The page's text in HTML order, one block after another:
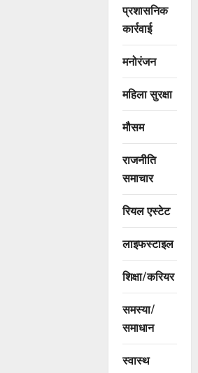
प्रशासनिक
कार्रवाई
मनोरंजन
महिला सुरक्षा
मौसम
राजनीति
समाचार
रियल एस्टेट
लाइफस्टाइल
शिक्षा/करियर
समस्या/
समाधान
स्वास्थ